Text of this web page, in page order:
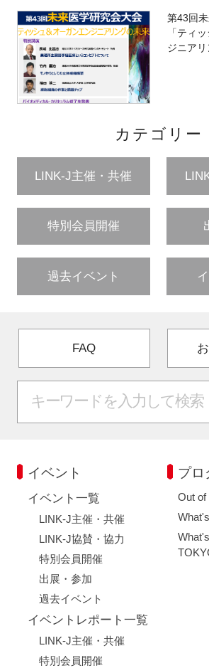
第43回
「ティ
ジニアリ
カテゴリー
LINK-J主催・共催
特別会員開催
過去イベント
FAQ
イベント
イベント一覧
LINK-J主催・共催
LINK-J協賛・協力
特別会員開催
出展・参加
過去イベント
イベントレポート一覧
LINK-J主催・共催
特別会員開催
プロ
Out of